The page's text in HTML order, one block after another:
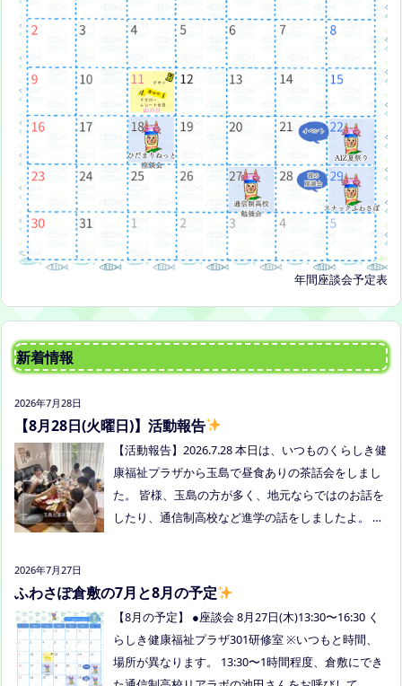
年間座談会予定表
新着情報
2026年7月28日
【8月28日(火曜日)】活動報告
【活動報告】2026.7.28 本日は、いつものくらしき健
康福祉プラザから玉島で昼食ありの茶話会をしまし
た。 皆様、玉島の方が多く、地元ならではのお話を
したり、通信制高校など進学の話をしましたよ。 通
ていただく予定にしていますので、ご興味のある方
2026年7月27日
ふわさぽ倉敷の7月と8月の予定
【8月の予定】 ●座談会 8月27日(木)13:30〜16:30 く
らしき健康福祉プラザ301研修室 ※いつもと時間、
場所が異なります。 13:30〜1時間程度、倉敷にでき